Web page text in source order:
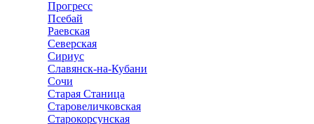
Прогресс
Псебай
Раевская
Северская
Сириус
Славянск-на-Кубани
Сочи
Старая Станица
Старовеличковская
Старокорсунская